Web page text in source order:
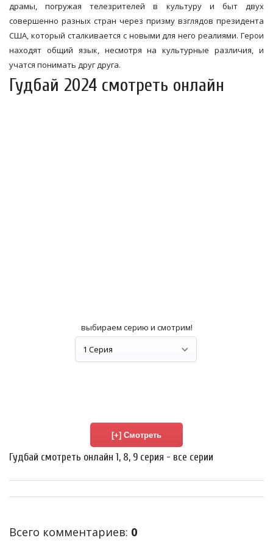
драмы, погружая телезрителей в культуру и быт двух
совершенно разных стран через призму взглядов президента
США, который сталкивается с новыми для него реалиями. Герои
находят общий язык, несмотря на культурные различия, и
учатся понимать друг друга.
Гудбай 2024 смотреть онлайн
выбираем серию и смотрим!
Гудбай смотреть онлайн 1, 8, 9 серия - все серии
Всего комментариев: 0